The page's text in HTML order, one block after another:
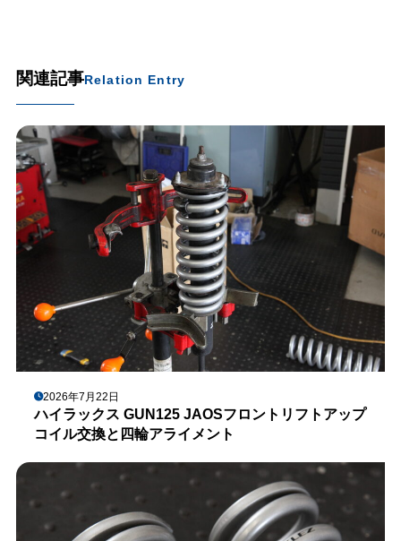
関連記事Relation Entry
2026年7月22日
ハイラックス GUN125 JAOSフロントリフトアップ
コイル交換と四輪アライメント